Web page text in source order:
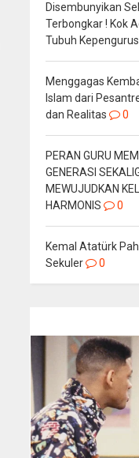
Disembunyikan
Terbongkar ! Kok
Tubuh
Menggagas
Islam dari
dan Realitas
0
PERAN GURU
GENERASI
MEWUJUDKAN
HARMONIS
0
Kemal Atatürk
Sekuler
0